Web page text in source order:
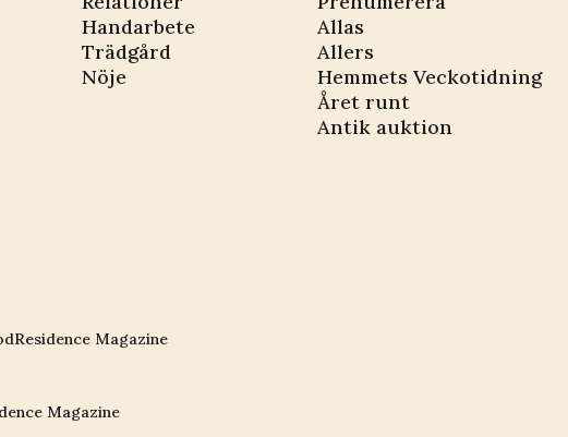
Handarbete
Trädgård
Nöje
Allas
Allers
Hemmets Veckotidning
Året runt
Antik auktion
Residence Magazine
Magazine